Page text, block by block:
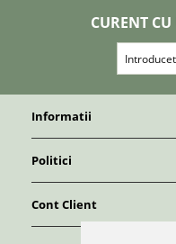
CURENT
Informatii
Politici
Cont Client